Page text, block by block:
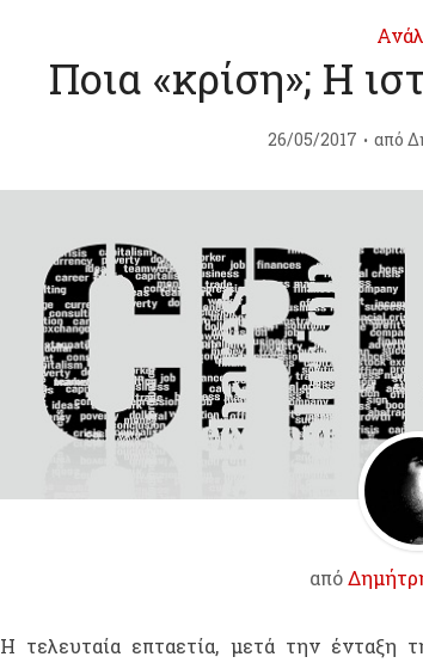
Ποια «κρίση»; Η
26/05/2017 από
από
Η τελευταία επταετία, μετά την ένταξη